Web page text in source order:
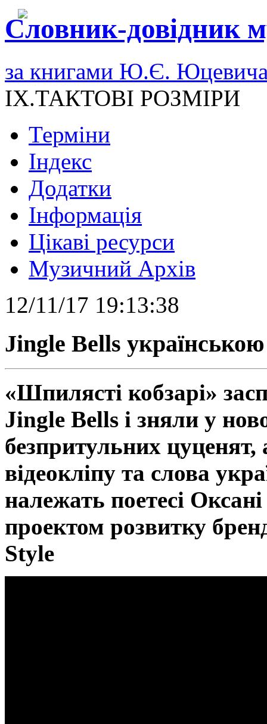
Словник-довідник
за книгами Ю.Є.
IX.ТАКТОВІ РОЗМІРИ
Терміни
Індекс
Додатки
Інформація
Цікаві ресурси
Музичний Архів
12/11/17 19:13:38
Jingle Bells українською
«Шпилясті кобзарі»
Jingle Bells і зняли у
безпритульних
відеокліпу та слова
належать поетесі
проектом розвитку
Style